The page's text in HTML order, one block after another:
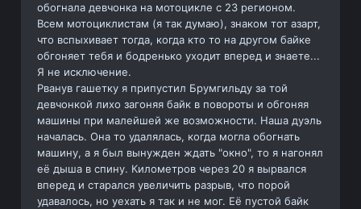
обогнала девчонка на мотоцикле с 23 регионом.
Всем мотоциклистам (я так думаю), знаком тот азарт,
что вспыхивает тогда, когда кто то на другом байке
обгоняет тебя и бодренько уходит вперед и знаете...
Я не исключение.
Рванув гашетку я припустил Брумгильду за той
девчонкой лихо загоняя байк в повороты и обгоняя
машины при малейшей же возможности. Наша дуэль
началась. Она то удалялась, когда могла обогнать
машину, а я был вынужден ждать "окно", то я нагонял
её дыша в спину. Километров через 20 я вырвался
вперед и старался увеличить разрыв, что порой
удавалось, но уехать я так и не мог. Её пустой байк